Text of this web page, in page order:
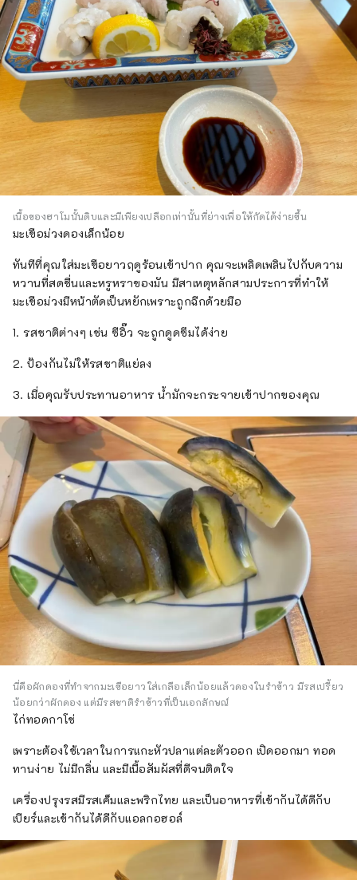
เนื้อของฮาโมนั้นดิบและมีเพียงเปลือกเท่านั้นที่ย่างเพื่อให้กัดได้ง่ายขึ้น
มะเขือม่วงดองเล็กน้อย
ทันทีที่คุณใส่มะเขือยาวฤดูร้อนเข้าปาก คุณจะเพลิดเพลินไปกับความ
หวานที่สดชื่นและหรูหราของมัน มีสาเหตุหลักสามประการที่ทำให้
มะเขือม่วงมีหน้าตัดเป็นหยักเพราะถูกฉีกด้วยมือ
1. รสชาติต่างๆ เช่น ซีอิ๊ว จะถูกดูดซึมได้ง่าย
2. ป้องกันไม่ให้รสชาติแย่ลง
3. เมื่อคุณรับประทานอาหาร น้ำมักจะกระจายเข้าปากของคุณ
นี่คือผักดองที่ทำจากมะเขือยาวใส่เกลือเล็กน้อยแล้วดองในรำข้าว มีรสเปรี้ยว
น้อยกว่าผักดอง แต่มีรสชาติรำข้าวที่เป็นเอกลักษณ์
ไก่ทอดกาโช่
เพราะต้องใช้เวลาในการแกะหัวปลาแต่ละตัวออก เปิดออกมา ทอด
ทานง่าย ไม่มีกลิ่น และมีเนื้อสัมผัสที่ดีจนติดใจ
เครื่องปรุงรสมีรสเค็มและพริกไทย และเป็นอาหารที่เข้ากันได้ดีกับ
เบียร์และเข้ากันได้ดีกับแอลกอฮอล์